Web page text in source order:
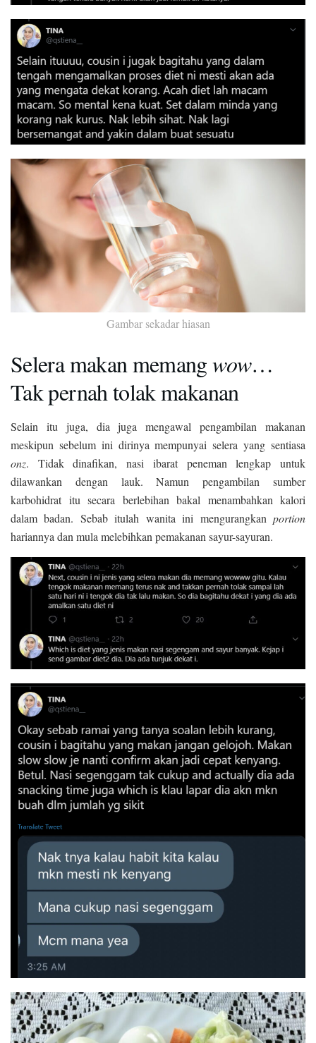
Gambar sekadar hiasan
Selera makan memangwow…
Tak pernah tolak makanan
Selain itu juga, dia juga mengawal pengambilan makanan
meskipun sebelum ini dirinya mempunyai selera yang sentiasa
onz. Tidak dinafikan, nasi ibarat peneman lengkap untuk
dilawankan dengan lauk. Namun pengambilan sumber
karbohidrat itu secara berlebihan bakal menambahkan kalori
dalam badan. Sebab itulah wanita ini mengurangkan portion
hariannya dan mula melebihkan pemakanan sayur-sayuran.